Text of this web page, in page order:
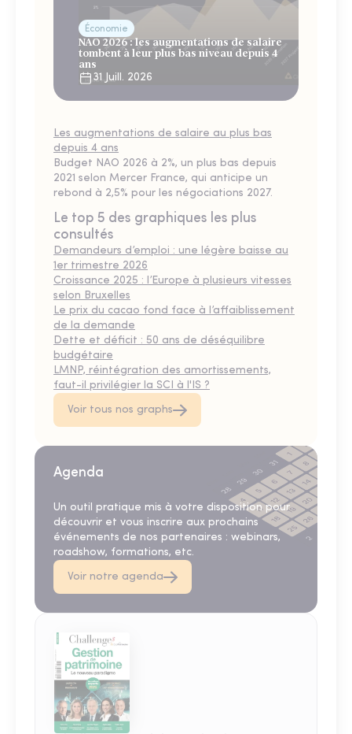
Économie
NAO 2026 : les augmentations de salaire
tombent à leur plus bas niveau depuis 4
ans
31 Juill. 2026
Les augmentations de salaire au plus bas
depuis 4 ans
Budget NAO 2026 à 2%, un plus bas depuis
2021 selon Mercer France, qui anticipe un
rebond à 2,5% pour les négociations 2027.
Le top 5 des graphiques les plus
consultés
Demandeurs d’emploi : une légère baisse au
1er trimestre 2026
Croissance 2025 : l’Europe à plusieurs vitesses
selon Bruxelles
Le prix du cacao fond face à l’affaiblissement
de la demande
Dette et déficit : 50 ans de déséquilibre
budgétaire
LMNP, réintégration des amortissements,
faut-il privilégier la SCI à l'IS ?
Voir tous nos graphs
Agenda
Un outil pratique mis à votre disposition pour
découvrir et vous inscrire aux prochains
événements de nos partenaires : webinars,
roadshow, formations, etc.
Voir notre agenda